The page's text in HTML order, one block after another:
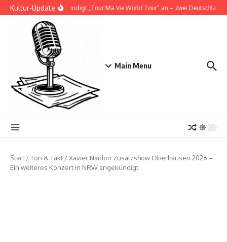
Zum Inhalt springen
Kultur-UpdateDoja Cat kündigt „Tour Ma Vie World Tour“ an – zwei
Main Menu
Start /Ton & Takt /Xavier Naidoo Zusatzshow Oberhausen 2026 –
Ein weiteres Konzert in NRW angekündigt